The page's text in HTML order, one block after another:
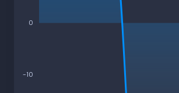
0
-10